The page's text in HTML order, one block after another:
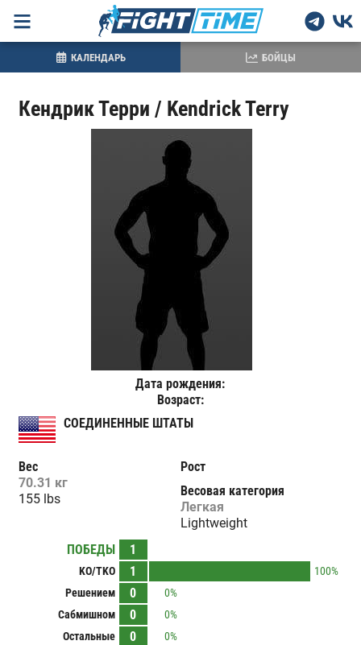
Кендрик Терри / Kendrick Terry
Дата рождения:
Возраст:
СОЕДИНЕННЫЕ ШТАТЫ
Вес
70.31 кг
155 lbs
Рост
Весовая категория
Легкая
Lightweight
ПОБЕДЫ
1
KO/TKO 1
100%
Решением
0
0%
Сабмишном
0
0%
Остальные
0 0%
КАЛЕНДАРЬ БОЙЦЫ